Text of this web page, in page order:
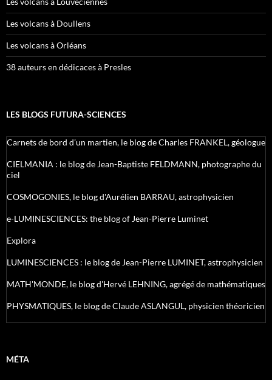
Les volcans à Doullens
Les volcans à Orléans
38 auteurs en dédicaces à Presles
LES BLOGS FUTURA-SCIENCES
Carnets de bord d’un martien, le blog de Charles FRANKEL, géologue
CIELMANIA : le blog de Jean-Baptiste FELDMANN, photographe du
ciel
COSMOGONIES, le blog d'Aurélien BARRAU, astrophysicien
e-LUMINESCIENCES: the blog of Jean-Pierre Luminet
Explora
LUMINESCIENCES : le blog de Jean-Pierre LUMINET, astrophysicien
MATH'MONDE, le blog d'Hervé LEHNING, agrégé de mathématiques
PHYSMATIQUES, le blog de Claude ASLANGUL, physicien théoricien
MÉTA